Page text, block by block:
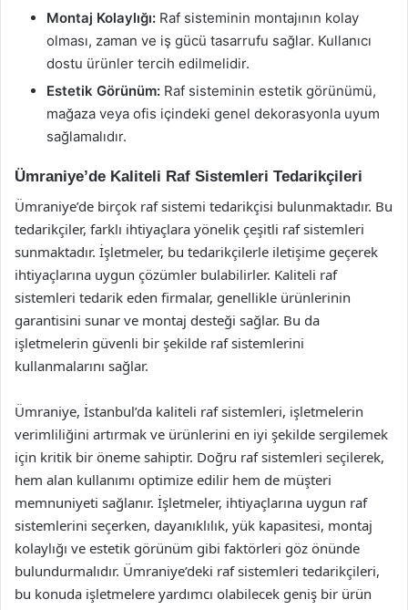
Montaj Kolaylığı: Raf sisteminin montajının kolay
olması, zaman ve iş gücü tasarrufu sağlar. Kullanıcı
dostu ürünler tercih edilmelidir.
Estetik Görünüm: Raf sisteminin estetik görünümü,
mağaza veya ofis içindeki genel dekorasyonla uyum
sağlamalıdır.
Ümraniye’de Kaliteli Raf Sistemleri Tedarikçileri
Ümraniye’de birçok raf sistemi tedarikçisi bulunmaktadır. Bu
tedarikçiler, farklı ihtiyaçlara yönelik çeşitli raf sistemleri
sunmaktadır. İşletmeler, bu tedarikçilerle iletişime geçerek
ihtiyaçlarına uygun çözümler bulabilirler. Kaliteli raf
sistemleri tedarik eden firmalar, genellikle ürünlerinin
garantisini sunar ve montaj desteği sağlar. Bu da
işletmelerin güvenli bir şekilde raf sistemlerini
kullanmalarını sağlar.
Ümraniye, İstanbul’da kaliteli raf sistemleri, işletmelerin
verimliliğini artırmak ve ürünlerini en iyi şekilde sergilemek
için kritik bir öneme sahiptir. Doğru raf sistemleri seçilerek,
hem alan kullanımı optimize edilir hem de müşteri
memnuniyeti sağlanır. İşletmeler, ihtiyaçlarına uygun raf
sistemlerini seçerken, dayanıklılık, yük kapasitesi, montaj
kolaylığı ve estetik görünüm gibi faktörleri göz önünde
bulundurmalıdır. Ümraniye’deki raf sistemleri tedarikçileri,
bu konuda işletmelere yardımcı olabilecek geniş bir ürün